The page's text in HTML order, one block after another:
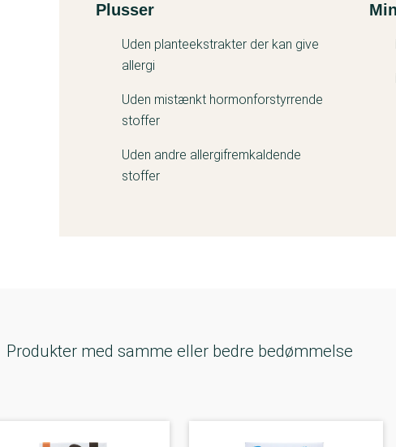
Kemitest
Plusser
Uden planteekstrakter der kan give
allergi
Uden mistænkt hormonforstyrrende
stoffer
Uden andre allergifremkaldende
stoffer
Produkter med samme eller bedre bedømmelse